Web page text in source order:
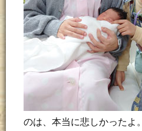
のは、本当に悲しかったよ。